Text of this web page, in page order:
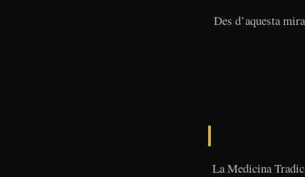
Des d’aquesta
La Medicina